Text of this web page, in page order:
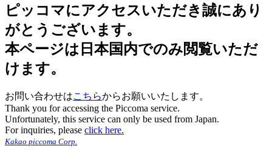
ピッコマにアクセスいただき誠にあり
がとうございます。
本ページは日本国内でのみ閲覧いただ
けます。
お問い合わせはこちらからお願いいたします。
Thank you for accessing the Piccoma service.
Unfortunately, this service can only be used from Japan.
For inquiries, please click here.
Kakao piccoma Corp.